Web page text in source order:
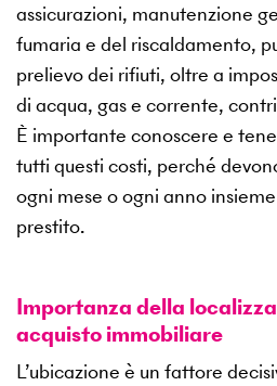
assicurazioni, manutenzione
fumaria e del riscaldamento,
prelievo dei rifiuti, oltre a
di acqua, gas e corrente,
È importante conoscere e
tutti questi costi, perché
ogni mese o ogni anno
prestito.
Importanza della
acquisto immobiliare
L’ubicazione è un fattore